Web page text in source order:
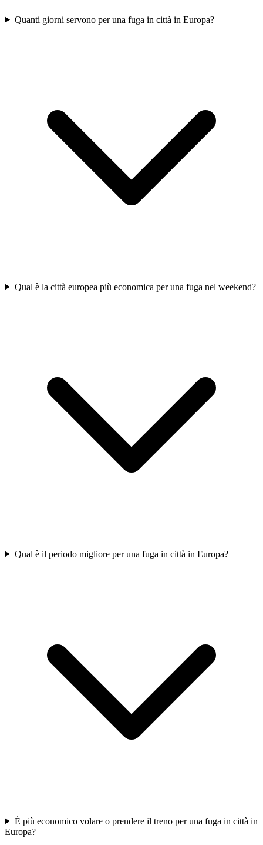
Quanti giorni servono per una fuga in città in Europa?
Qual è la città europea più economica per una fuga nel weekend?
Qual è il periodo migliore per una fuga in città in Europa?
È più economico volare o prendere il treno per una fuga in città in
Europa?